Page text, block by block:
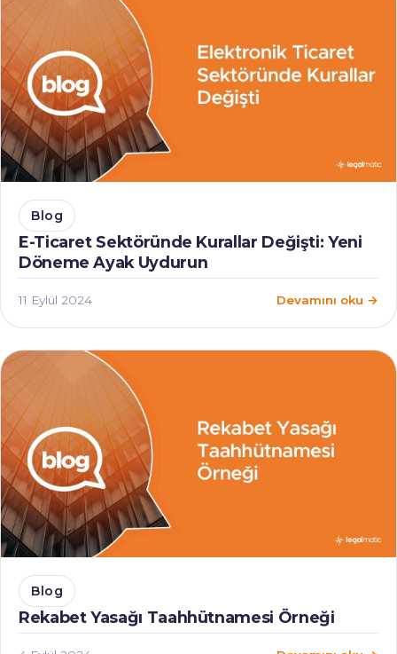
Blog
E-Ticaret Sektöründe Kurallar Değişti: Yeni
Döneme Ayak Uydurun
11 Eylül 2024 Devamını oku →
Blog
Rekabet Yasağı Taahhütnamesi Örneği